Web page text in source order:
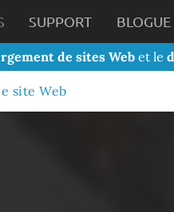
SUPPORT BLOGUE
de sites Webet le
site Web